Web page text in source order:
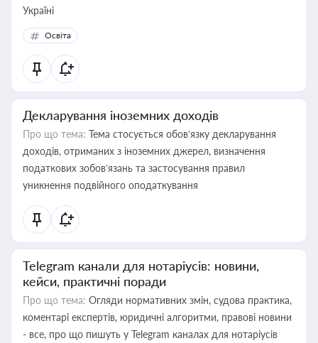
Україні
Освіта
Декларування іноземних доходів
Про що тема: Тема стосується обов’язку декларування
доходів, отриманих з іноземних джерел, визначення
податкових зобов’язань та застосування правил
уникнення подвійного оподаткування
Telegram канали для нотаріусів: новини,
кейси, практичні поради
Про що тема: Огляди нормативних змін, судова практика,
коментарі експертів, юридичні алгоритми, правові новини
- все, про що пишуть у Telegram каналах для нотаріусів